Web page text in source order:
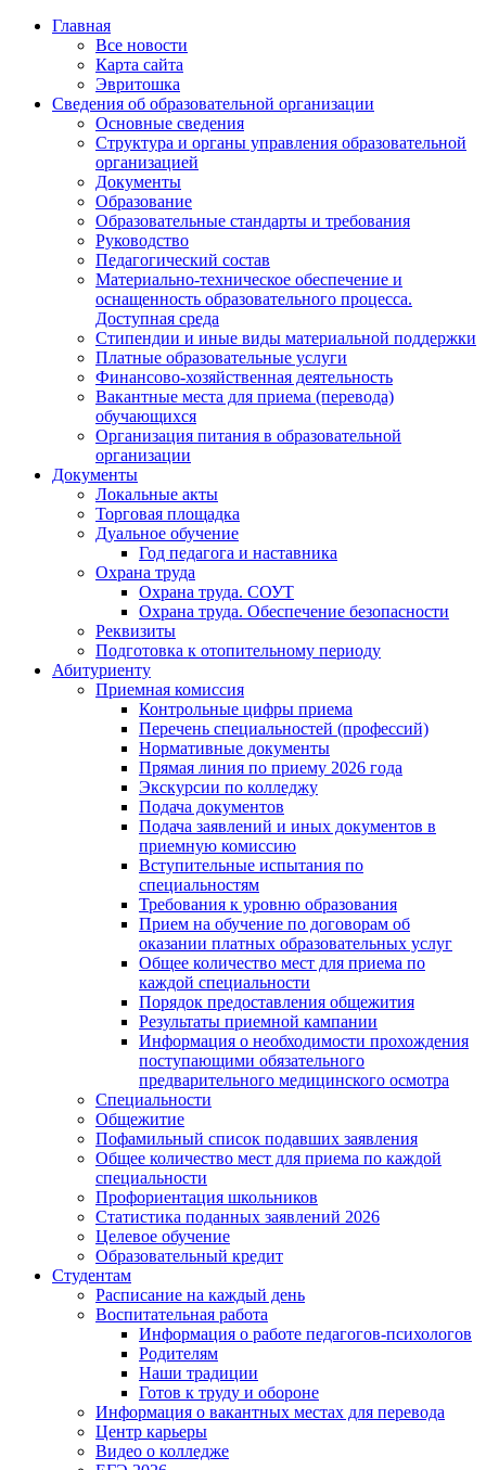
Главная
Все новости
Карта сайта
Эвритошка
Сведения об образовательной организации
Основные сведения
Структура и органы управления образовательной
организацией
Документы
Образование
Образовательные стандарты и требования
Руководство
Педагогический состав
Материально-техническое обеспечение и
оснащенность образовательного процесса.
Доступная среда
Стипендии и иные виды материальной поддержки
Платные образовательные услуги
Финансово-хозяйственная деятельность
Вакантные места для приема (перевода)
обучающихся
Организация питания в образовательной
организации
Документы
Локальные акты
Торговая площадка
Дуальное обучение
Год педагога и наставника
Охрана труда
Охрана труда. СОУТ
Охрана труда. Обеспечение безопасности
Реквизиты
Подготовка к отопительному периоду
Абитуриенту
Приемная комиссия
Контрольные цифры приема
Перечень специальностей (профессий)
Нормативные документы
Прямая линия по приему 2026 года
Экскурсии по колледжу
Подача документов
Подача заявлений и иных документов в
приемную комиссию
Вступительные испытания по
специальностям
Требования к уровню образования
Прием на обучение по договорам об
оказании платных образовательных услуг
Общее количество мест для приема по
каждой специальности
Порядок предоставления общежития
Результаты приемной кампании
Информация о необходимости прохождения
поступающими обязательного
предварительного медицинского осмотра
Специальности
Общежитие
Пофамильный список подавших заявления
Общее количество мест для приема по каждой
специальности
Профориентация школьников
Статистика поданных заявлений 2026
Целевое обучение
Образовательный кредит
Студентам
Расписание на каждый день
Воспитательная работа
Информация о работе педагогов-психологов
Родителям
Наши традиции
Готов к труду и обороне
Информация о вакантных местах для перевода
Центр карьеры
Видео о колледже